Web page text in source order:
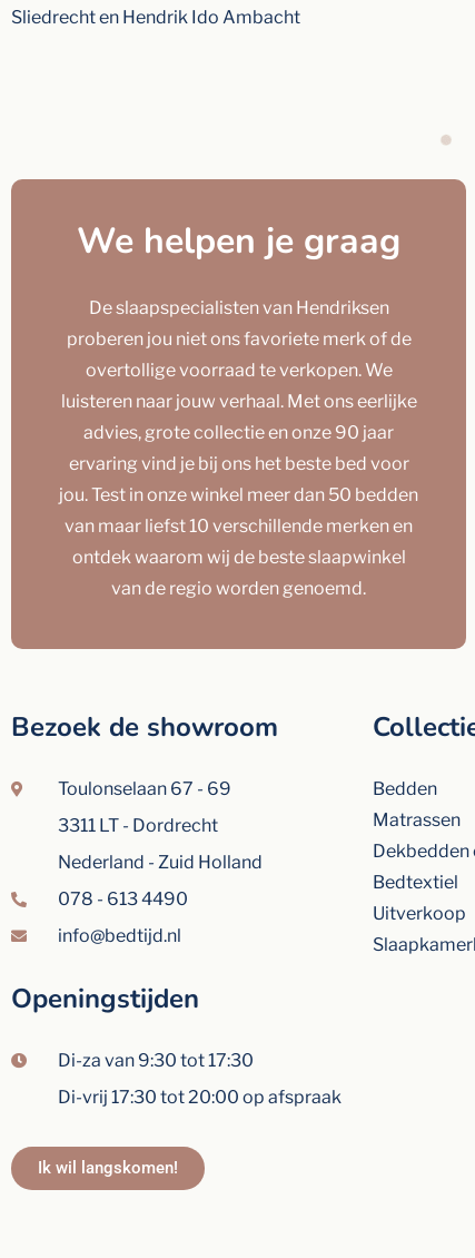
Sliedrecht en Hendrik Ido Ambacht
We helpen je graag
De slaapspecialisten van Hendriksen
proberen jou niet ons favoriete merk of de
overtollige voorraad te verkopen. We
luisteren naar jouw verhaal. Met ons eerlijke
advies, grote collectie en onze 90 jaar
ervaring vind je bij ons het beste bed voor
jou. Test in onze winkel meer dan 50 bedden
van maar liefst 10 verschillende merken en
ontdek waarom wij de beste slaapwinkel
van de regio worden genoemd.
Bezoek de showroom
Toulonselaan 67 - 69
3311 LT - Dordrecht
Nederland - Zuid Holland
078 - 613 4490
info@bedtijd.nl
Openingstijden
Di-za van 9:30 tot 17:30
Di-vrij 17:30 tot 20:00 op afspraak
Ik wil langskomen!
Bedden
Matrassen
Dekbedden
Bedtextiel
Uitverkoop